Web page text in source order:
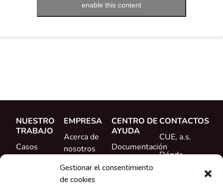
Gestionar el consentimiento
de cookies
enable this content
NUESTRO
TRABAJO
Casos
EMPRESA
Acerca de
nosotros
Conoce al
equipo
CENTRO DE
AYUDA
Documentación
Formación
CONTACTOS
CUE, a.s.
Dónde